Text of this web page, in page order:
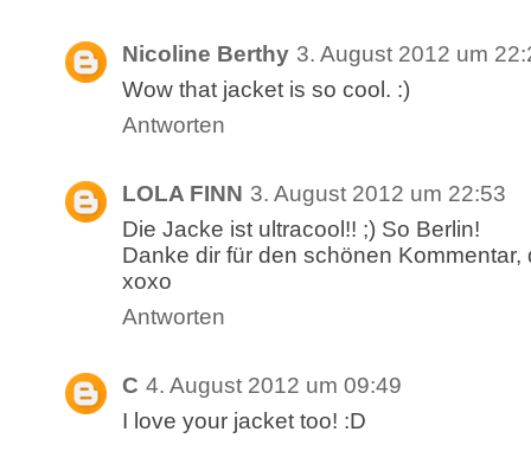
Nicoline Berthy 3. August 2012 um
Wow that jacket is so cool. :)
Antworten
LOLA FINN 3. August 2012 um 22:53
Die Jacke ist ultracool!! ;) So Berlin!
Danke dir für den schönen Kommentar,
xoxo
Antworten
C 4. August 2012 um 09:49
I love your jacket too! :D